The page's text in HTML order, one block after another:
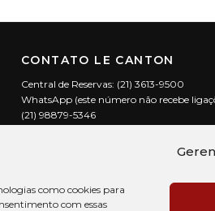
como cookies para
com essas
CONTATO LE CANTON
Central de Reservas: (21) 3613-9500
WhatsApp (este número não recebe
(21) 98879-5346